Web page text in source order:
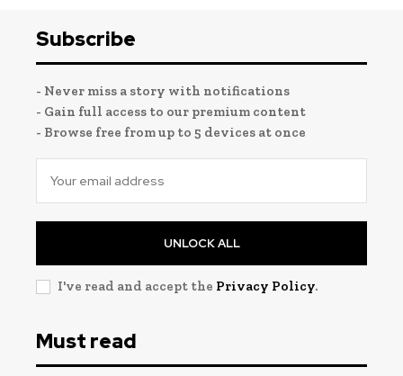
Subscribe
- Never miss a story with notifications
- Gain full access to our premium content
- Browse free from up to 5 devices at once
UNLOCK ALL
I've read and accept the Privacy Policy.
Must read